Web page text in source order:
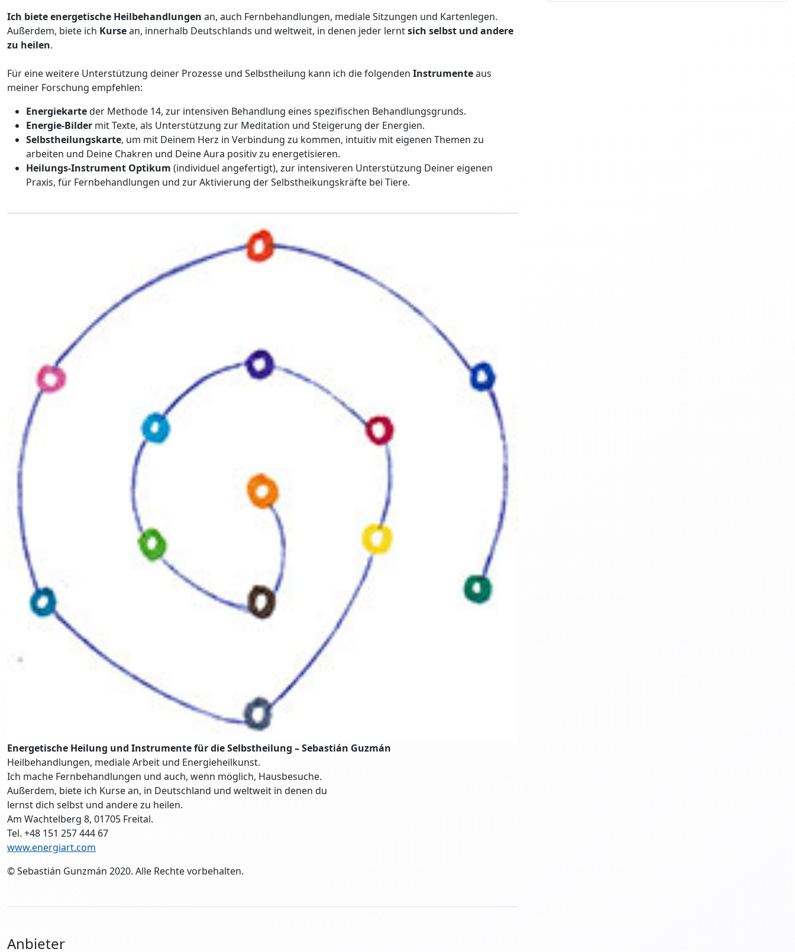
Ich biete energetische Heilbehandlungen an, auch Fernbehandlungen, mediale Sitzungen und Kartenlegen.
Außerdem, biete ich Kursean, innerhalb Deutschlands und weltweit, in denen jeder lerntsich selbst und andere
zu heilen.
Für eine weitere Unterstützung deiner Prozesse und Selbstheilung kann ich die folgenden Instrumenteaus
meiner Forschung empfehlen:
Energiekarteder Methode 14, zur intensiven Behandlung eines spezifischen Behandlungsgrunds.
Energie-Bilder mit Texte, als Unterstützung zur Meditation und Steigerung der Energien.
Selbstheilungskarte, um mit Deinem Herz in Verbindung zu kommen, intuitiv mit eigenen Themen zu
arbeiten und Deine Chakren und Deine Aura positiv zu energetisieren.
Heilungs-Instrument Optikum (individuel angefertigt), zur intensiveren Unterstützung Deiner eigenen
Praxis, für Fernbehandlungen und zur Aktivierung der Selbstheikungskräfte bei Tiere.
Energetische Heilung und Instrumente für die Selbstheilung –Sebastián Guzmán
Heilbehandlungen, mediale Arbeit und Energieheilkunst.
Ich mache Fernbehandlungen und auch, wenn möglich, Hausbesuche.
Außerdem, biete ich Kurse an, in Deutschland und weltweit in denen du
lernst dich selbst und andere zu heilen.
Am Wachtelberg 8, 01705 Freital.
Tel. +48 151 257 444 67
www.energiart.com
© Sebastián Gunzmán 2020. Alle Rechte vorbehalten.
Anbieter